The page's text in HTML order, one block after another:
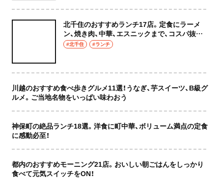
北千住のおすすめランチ17店。定食にラーメ
ン、焼き肉、中華、エスニックまで、コスパ抜群
な店もおしゃれな店も網羅してご紹介！
#北千住 #ランチ
川越のおすすめ食べ歩きグルメ11選！うなぎ、芋スイーツ、B級グ
ルメ。ご当地名物をいっぱい味わおう
神保町の絶品ランチ18選。洋食に町中華、ボリューム満点の定食
に感動必至！
都内のおすすめモーニング21店。おいしい朝ごはんをしっかり
食べて元気スイッチをON！